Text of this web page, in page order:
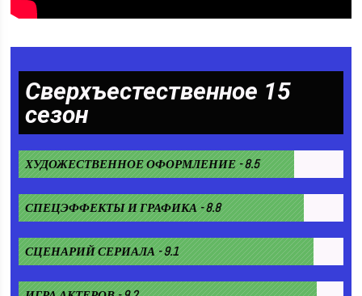
Сверхъестественное 15
сезон
ХУДОЖЕСТВЕННОЕ ОФОРМЛЕНИЕ - 8.5
СПЕЦЭФФЕКТЫ И ГРАФИКА - 8.8
СЦЕНАРИЙ СЕРИАЛА - 9.1